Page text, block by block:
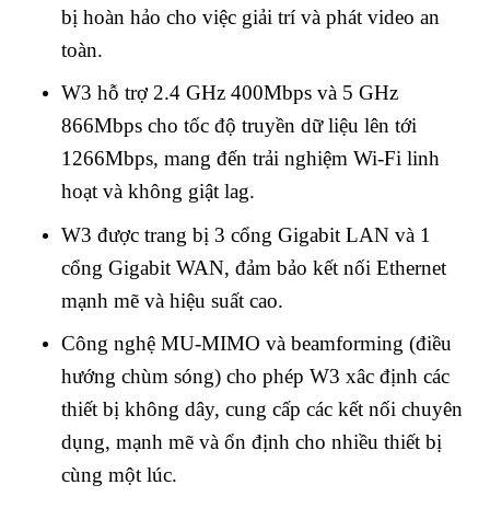
bị hoàn hảo cho việc giải trí và phát video an
toàn.
W3 hỗ trợ 2.4 GHz 400Mbps và 5 GHz
866Mbps cho tốc độ truyền dữ liệu lên tới
1266Mbps, mang đến trải nghiệm Wi-Fi linh
hoạt và không giật lag.
W3 được trang bị 3 cổng Gigabit LAN và 1
cổng Gigabit WAN, đảm bảo kết nối Ethernet
mạnh mẽ và hiệu suất cao.
Công nghệ MU-MIMO và beamforming (điều
hướng chùm sóng) cho phép W3 xâc định các
thiết bị không dây, cung cấp các kết nối chuyên
dụng, mạnh mẽ và ổn định cho nhiều thiết bị
cùng một lúc.